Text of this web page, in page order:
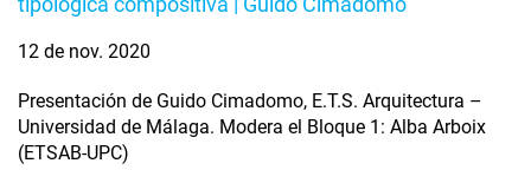
12 de nov. 2020
Presentación de Guido Cimadomo, E.T.S. Arquitectura –
Universidad de Málaga. Modera el Bloque 1: Alba Arboix
(ETSAB-UPC)